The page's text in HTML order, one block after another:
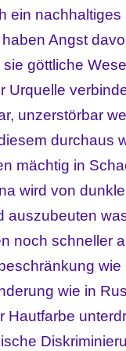
ein
Angst
göttliche
Urquelle
unzerstörbar
durchaus
mächtig in
wird von
auszubeuten
noch schneller
wie in